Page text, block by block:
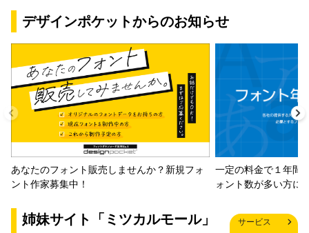
デザインポケットからのお知らせ
あなたのフォント販売しませんか？新規フォ
ント作家募集中！
一定の料金で１年間
ォント数が多い方に
姉妹サイト「ミツカルモール」
サービス